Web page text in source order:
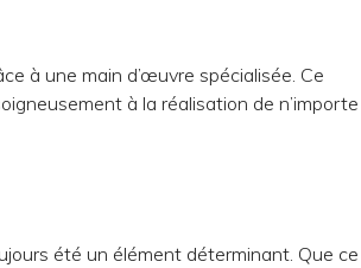
à une main d’œuvre spécialisée. Ce
à la réalisation de n’importe
été un élément déterminant. Que ce